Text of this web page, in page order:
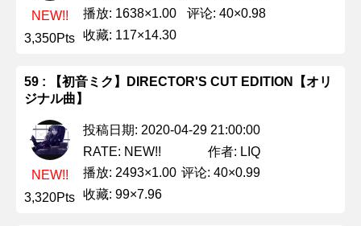
NEW!!
3,350Pts
播放: 1638×1.00
评论: 40×0.98
收藏: 117×14.30
59 : 【初音ミク】DIRECTOR'S CUT EDITION【オリ
ジナル曲】
NEW!!
3,320Pts
投稿日期: 2020-04-29 21:00:00
RATE: NEW!!
作者: LIQ
播放: 2493×1.00 评论: 40×0.99
收藏: 99×7.96